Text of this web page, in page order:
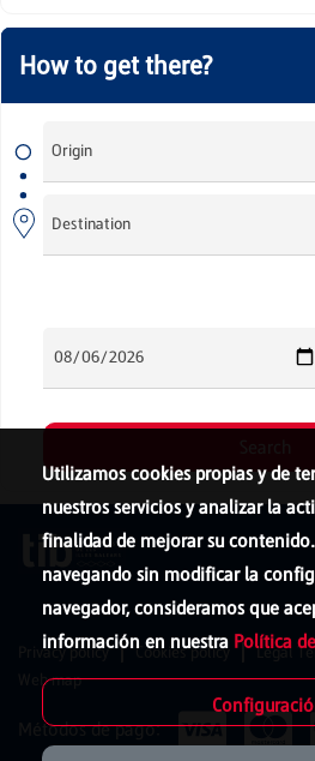
Utilizamos cookies propias y de
nuestros servicios y analizar la
finalidad de mejorar su
navegando sin modificar la
navegador, consideramos que
información en nuestra Política
Privacy policy Cookies policy
Legal
Web map
Métodos de pago: